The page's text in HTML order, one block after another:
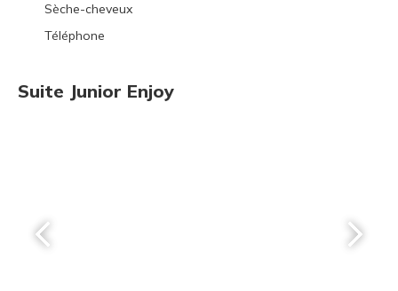
Sèche-cheveux
Téléphone
Suite Junior Enjoy